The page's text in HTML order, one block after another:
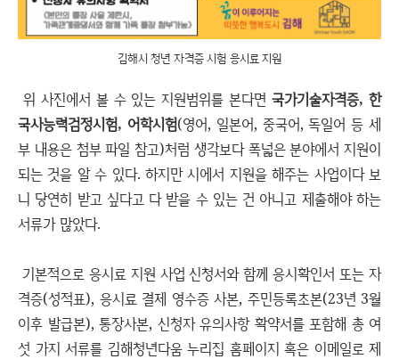
김해시 청년 자격증 시험 응시료 지원
위 사진에서 볼 수 있는 지원범위를 본다면국가기술자격증, 한
국사능력검정시험, 어학시험(영어, 일본어, 중국어, 독일어 등 세
부 내용은 첨부 파일 참고)처럼 생각보다 폭넓은 분야에서 지원이
되는 것을 알 수 있다. 하지만 시에서 지원을 해주는 사업이다 보
니 당연히 받고 싶다고 다 받을 수 있는 건 아니고 제출해야 하는
서류가 많았다.
기본적으로 응시료 지원 사업 신청서와 함께 응시확인서 또는 자
격증(성적표), 응시료 결제 영수증 사본, 주민등록초본(23년 3월
이후 발급본), 통장사본, 신청자 유의사항 확약서를 포함해 총 여
섯 가지 서류를 김해청년다움 누리집 홈페이지 혹은 이메일로 제